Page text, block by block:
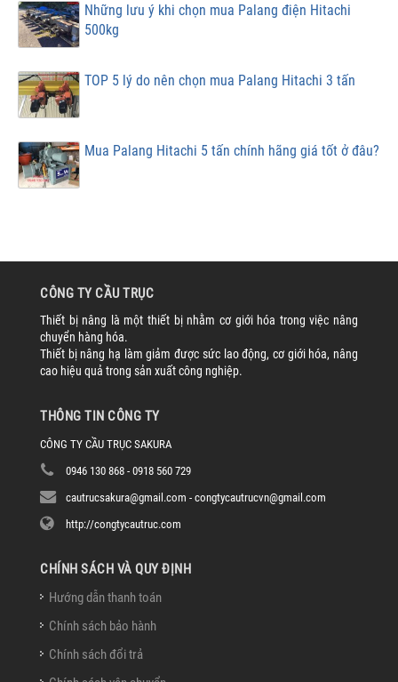
Những lưu ý khi chọn mua Palang điện Hitachi
500kg
TOP 5 lý do nên chọn mua Palang Hitachi 3 tấn
Mua Palang Hitachi 5 tấn chính hãng giá tốt ở đâu?
CÔNG TY CẦU TRỤC
Thiết bị nâng là một thiết bị nhằm cơ giới hóa trong việc nâng
chuyển hàng hóa.
Thiết bị nâng hạ làm giảm được sức lao động, cơ giới hóa, nâng
cao hiệu quả trong sản xuất công nghiệp.
THÔNG TIN CÔNG TY
CÔNG TY CẦU TRỤC SAKURA
0946 130 868 - 0918 560 729
cautrucsakura@gmail.com - congtycautrucvn@gmail.com
http://congtycautruc.com
CHÍNH SÁCH VÀ QUY ĐỊNH
Hướng dẫn thanh toán
Chính sách bảo hành
Chính sách đổi trả